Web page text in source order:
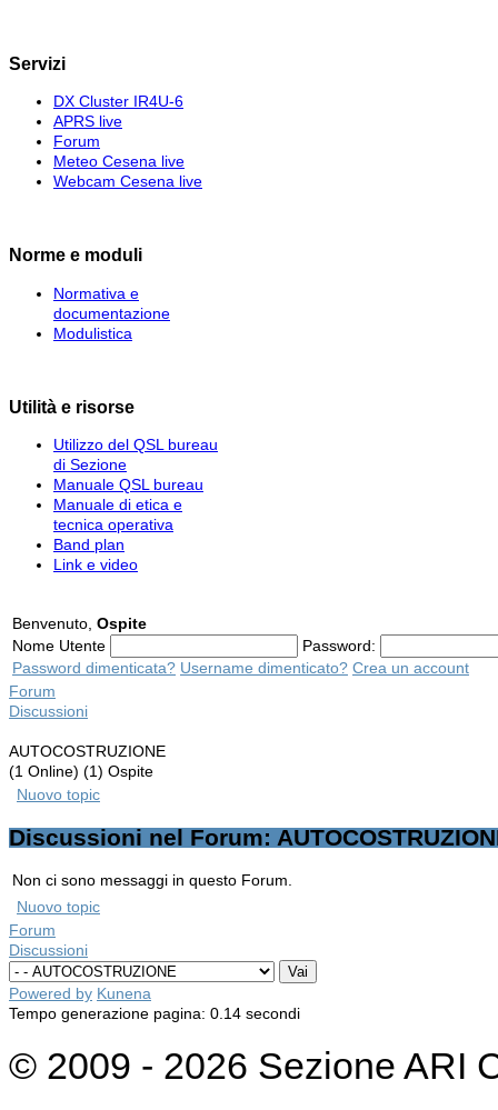
Servizi
DX Cluster IR4U-6
APRS live
Forum
Meteo Cesena live
Webcam Cesena live
Norme e moduli
Normativa e
documentazione
Modulistica
Utilità e risorse
Utilizzo del QSL bureau
di Sezione
Manuale QSL bureau
Manuale di etica e
tecnica operativa
Band plan
Link e video
Benvenuto, Ospite
Nome Utente
Password:
Password dimenticata? Username dimenticato? Crea un account
Forum
Discussioni
AUTOCOSTRUZIONE
(1 Online) (1) Ospite
Nuovo topic
Discussioni nel Forum:
Non ci sono messaggi in questo Forum.
Nuovo topic
Forum
Discussioni
Powered by Kunena
Tempo generazione pagina: 0.14 secondi
© 2009 - 2026 Sezione ARI